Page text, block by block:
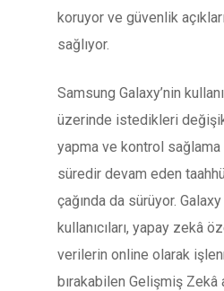
koruyor ve güvenlik
sağlıyor.
Samsung Galaxy’nin
üzerinde istedikleri
yapma ve kontrol sağlama
süredir devam eden
çağında da sürüyor.
kullanıcıları, yapay zekâ
verilerin online olarak
bırakabilen Gelişmiş Zekâ